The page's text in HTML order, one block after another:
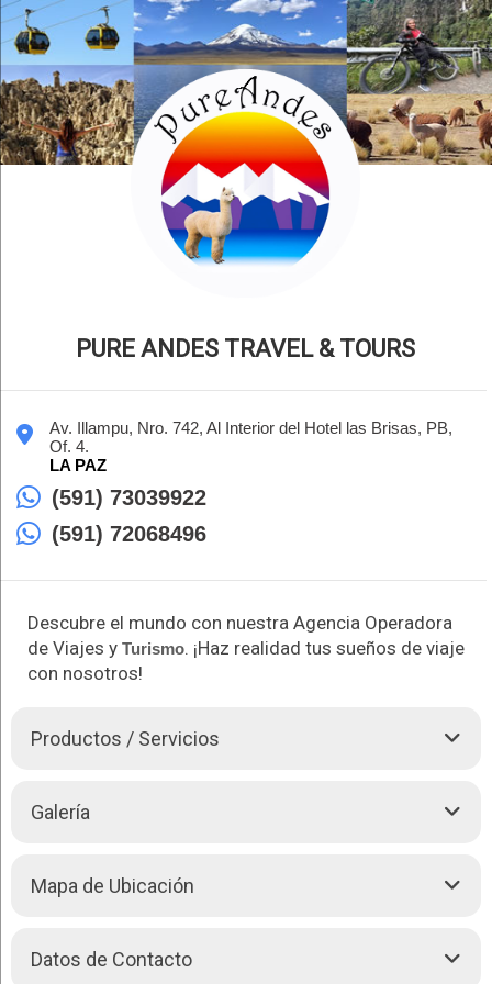
PURE ANDES TRAVEL & TOURS
Av. Illampu, Nro. 742, Al Interior del Hotel las Brisas, PB,
Of. 4.
LA PAZ
(591) 73039922
(591) 72068496
Descubre el mundo con nuestra Agencia Operadora
de Viajes y Turismo. ¡Haz realidad tus sueños de viaje
con nosotros!
Productos / Servicios
Bienvenidos a Pure Andes Travel & Tours, tu puerta de entrada
a las maravillas naturales y culturales de Bolivia.
podrás explorar la mística Isla del Sol y mucho más. También
Galería
Mapa de Ubicación
+
Datos de Contacto